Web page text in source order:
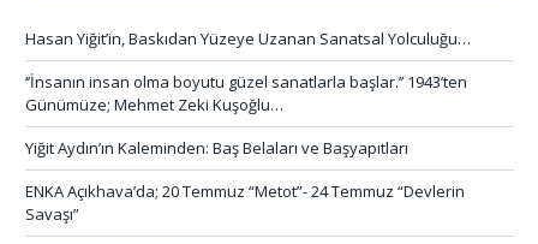
Hasan Yiğit’in, Baskıdan Yüzeye Uzanan Sanatsal Yolculuğu…
‘’İnsanın insan olma boyutu güzel sanatlarla başlar.’’ 1943’ten
Günümüze; Mehmet Zeki Kuşoğlu…
Yiğit Aydın’ın Kaleminden: Baş Belaları ve Başyapıtları
ENKA Açıkhava’da; 20 Temmuz “Metot”- 24 Temmuz “Devlerin
Savaşı”